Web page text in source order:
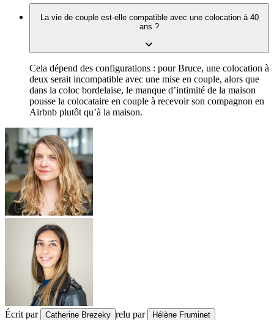
La vie de couple est-elle compatible avec une colocation à 40
ans ?
Cela dépend des configurations : pour Bruce, une colocation à
deux serait incompatible avec une mise en couple, alors que
dans la coloc bordelaise, le manque d’intimité de la maison
pousse la colocataire en couple à recevoir son compagnon en
Airbnb plutôt qu’à la maison.
Écrit par Catherine Brezeky relu par Hélène Fruminet